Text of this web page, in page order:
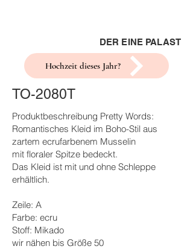
DER EINE PALAST
Hochzeit dieses Jahr?
TO-2080T
Produktbeschreibung Pretty Words:
Romantisches Kleid im Boho-Stil aus
zartem ecrufarbenem Musselin
mit floraler Spitze bedeckt.
Das Kleid ist mit und ohne Schleppe
erhältlich.
Zeile: A
Farbe: ecru
Stoff: Mikado
wir nähen bis Größe 50